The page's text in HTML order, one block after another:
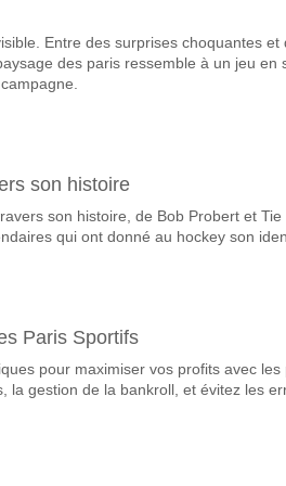
probabilité de 43%
de 65%.
FC Fredericia v Vejle?
Correct de 3-1 qui a un
Entre des surprises choquantes et
des paris ressemble à un jeu en
son histoire
son histoire, de Bob Probert et Tie
qui ont donné au hockey son
Paris Sportifs
pour maximiser vos profits avec les
la gestion de la bankroll, et évitez les